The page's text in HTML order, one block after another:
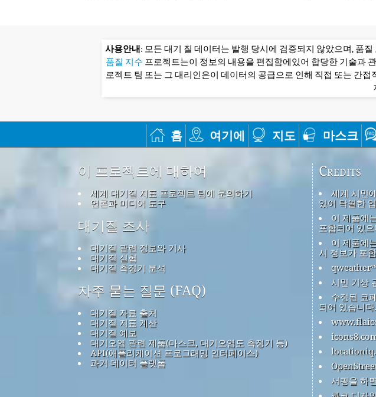
사용안내: 모든 대기 질 데이터는 발행 당시에 검증되지 않았으며, 품
품질 지수 프로젝트는이 정보의 내용을 편집함에있어 합당한 기술과
로젝트 팀 또는 그 대리인은이 데이터의 공급으로 인해 직접 또는 간
홈 여기에 지도 마스크
이 프로젝트에 대하여
세계 대기질 지표 프로젝트 팀에 문의하기
언론과 미디어 도구
대기질 조사
대기질 관련 정보와 기사
대기질 실험
대기질 측정기 분석
자주 묻는 질문 (FAQ)
대기질 자료 출처
대기질 지표 계산
대기질 예보
대기오염 관련 제품(마스크, 대기오염도 측정기 등)
API(애플리케이션 프로그래밍 인터페이스)
과거 데이터 플랫폼
Credits
세계 시민
있어 탁월한
이 제품에
포함되어 있
이 제품에
시 정보가 포
시민 기상
수정된 코
되어 있습니다.
서핑을 하